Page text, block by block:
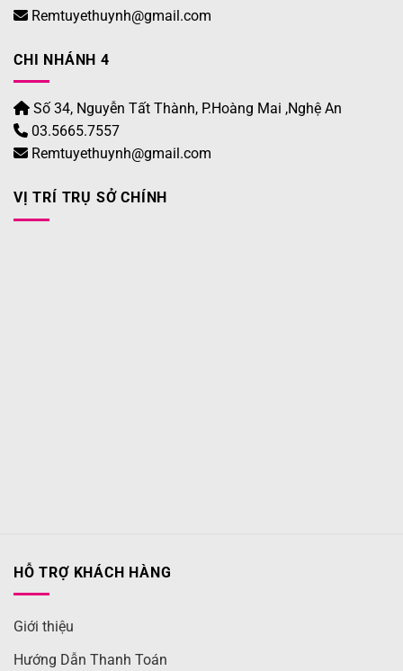
Remtuyethuynh@gmail.com
CHI NHÁNH 4
Số 34, Nguyễn Tất Thành, P.Hoàng Mai ,Nghệ An
03.5665.7557
Remtuyethuynh@gmail.com
VỊ TRÍ TRỤ SỞ CHÍNH
HỖ TRỢ KHÁCH HÀNG
Giới thiệu
Hướng Dẫn Thanh Toán